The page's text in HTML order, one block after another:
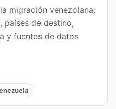
migración venezolana:
países de destino,
y fuentes de datos